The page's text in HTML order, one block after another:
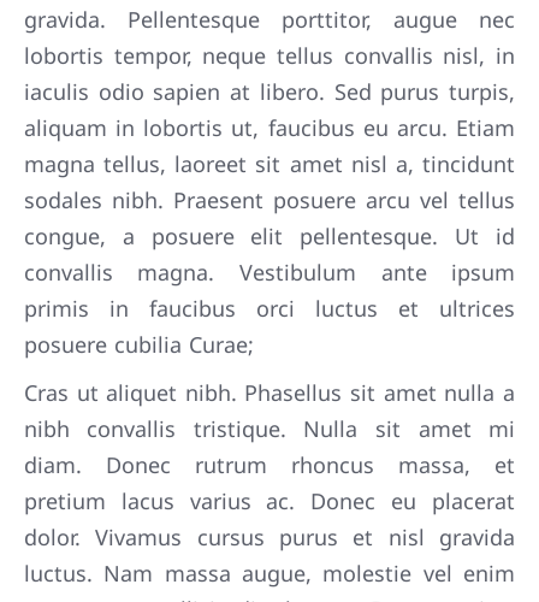
gravida. Pellentesque porttitor, augue nec
lobortis tempor, neque tellus convallis nisl, in
iaculis odio sapien at libero. Sed purus turpis,
aliquam in lobortis ut, faucibus eu arcu. Etiam
magna tellus, laoreet sit amet nisl a, tincidunt
sodales nibh. Praesent posuere arcu vel tellus
congue, a posuere elit pellentesque. Ut id
convallis magna. Vestibulum ante ipsum
primis in faucibus orci luctus et ultrices
posuere cubilia Curae;
Cras ut aliquet nibh. Phasellus sit amet nulla a
nibh convallis tristique. Nulla sit amet mi
diam. Donec rutrum rhoncus massa, et
pretium lacus varius ac. Donec eu placerat
dolor. Vivamus cursus purus et nisl gravida
luctus. Nam massa augue, molestie vel enim